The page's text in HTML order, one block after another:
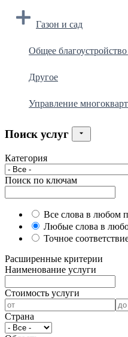
Газон и сад
Общее
Другое
Управление
Поиск услуг
Категория
Поиск по ключам
Все слова в любом
Любые слова в
Точное
Расширенные критерии
Наименование услуги
Cтоимость услуги
Страна